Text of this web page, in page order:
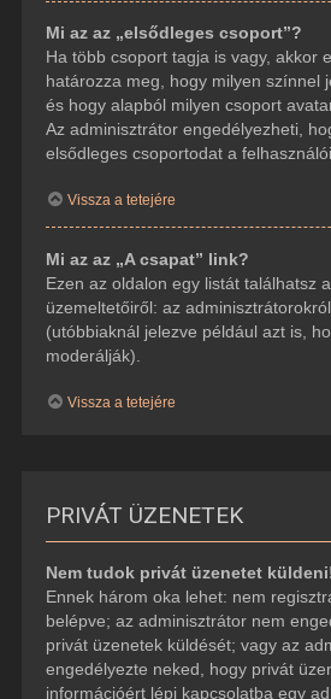
Mi az az „elsődleges csoport”?
Ha több csoport tagja is vagy, akkor
határozza meg, hogy milyen színnel
és hogy alapból milyen csoport
Az adminisztrátor engedélyezheti,
elsődleges csoportodat a
Vissza a tetejére
Mi az az „A csapat” link?
Ezen az oldalon egy listát találhatsz
üzemeltetőiről: az
(utóbbiaknál jelezve például azt is,
moderálják).
Vissza a tetejére
PRIVÁT ÜZENETEK
Nem tudok privát üzenetet
Ennek három oka lehet: nem
belépve; az adminisztrátor nem
privát üzenetek küldését; vagy az
engedélyezte neked, hogy privát
információért lépj kapcsolatba egy